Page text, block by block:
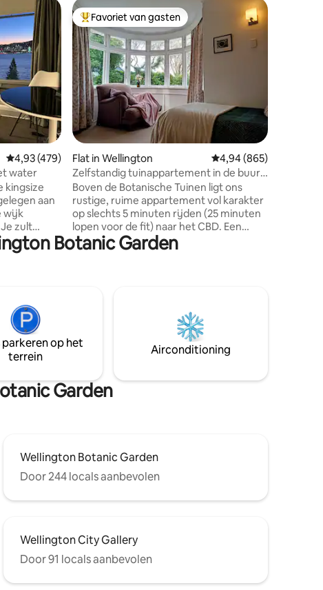
recensies
Gemiddelde beoordeling van 4,93 op 5, 479 recensies
4,93 (479)
water
kingsize
aan
wijk
een kort
koffie,
tv
Topfavoriet van gasten
Favoriet van gasten
Flat in Wellington Gemiddelde
4,94 (865)
Zelfstandig tuinappartement in de buurt
van CBD en veerboot
Boven de Botanische Tuinen ligt ons
rustige, ruime appartement vol karakter
op slechts 5 minuten rijden (25 minuten
lopen voor de fit) naar het CBD. Een
reguliere busdienst naar de stad ligt op
enkele meters van ons huis. Onze straat
ontbijtbenodigdheden. Geschikt voor
singles, koppels, kleine groepen en
gezinnen, stuur ons gewoon een bericht
met het aantal bedden dat je nodig hebt
Botanic Garden
op het
terrein
Airconditioning
Garden
Wellington Botanic Garden
Door 244 locals aanbevolen
Wellington City Gallery
Door 91 locals aanbevolen